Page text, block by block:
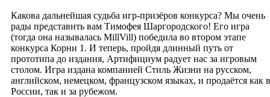
Какова дальнейшая судьба игр-призёров конкурса? Мы очень
рады представить вам Тимофея Шаргородского! Его игра
(тогда она называлась MillVill) победила во втором этапе
конкурса Корни 1. И теперь, пройдя длинный путь от
прототипа до издания, Артифициум радует нас за игровым
столом. Игра издана компанией Стиль Жизни на русском,
английском, немецком, французском языках, и продаётся как в
России, так и за рубежом.